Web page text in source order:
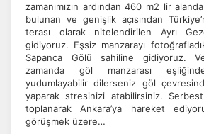
İstatistik Çerezleri
Ziyaretçilerin siteyi nasıl kullandığını
ölçeriz. Hangi sayfaların popüler
kullanıcıların nerede zorluk yaşadığını
yardımcı olur.
zamanımızın ardından 460 m2 lir
bulunan ve genişlik açısından
terası olarak nitelendirilen Ayrı
gidiyoruz. Eşsiz manzarayı
Sapanca Gölü sahiline gidiyoruz.
zamanda göl manzarası
yudumlayabilir dilerseniz göl
yaparak stresinizi atabilirsiniz.
toplanarak Ankara’ya hareket
görüşmek üzere…